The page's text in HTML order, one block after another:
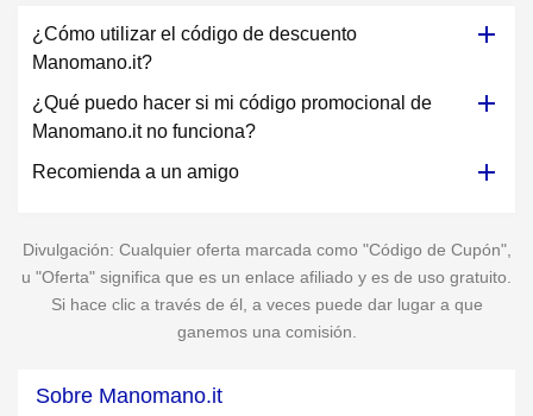
¿Cómo utilizar el código de descuento
Manomano.it?
¿Qué puedo hacer si mi código promocional de
Manomano.it no funciona?
Recomienda a un amigo
Divulgación: Cualquier oferta marcada como "Código de Cupón",
u "Oferta" significa que es un enlace afiliado y es de uso gratuito.
Si hace clic a través de él, a veces puede dar lugar a que
ganemos una comisión.
Sobre Manomano.it